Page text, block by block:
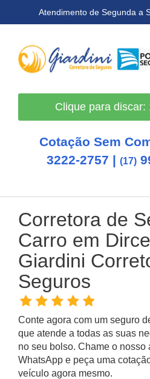
Atendimento de Segunda a
Clique para discar:
Cotação Sem
3222-2757 | (17)
Corretora de
Carro em
Giardini
Seguros
Conte agora com um seguro
que atende a todas as suas
no seu bolso. Chame o nosso
WhatsApp e peça uma
veículo agora mesmo.